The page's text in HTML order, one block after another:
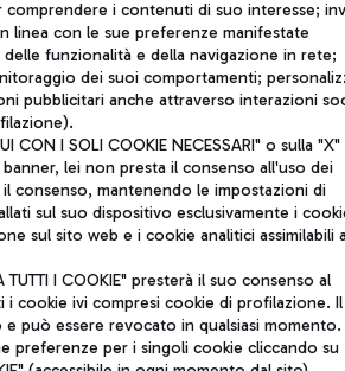
comprendere i contenuti di suo interesse;
linea con le sue preferenze manifestate
funzionalità e della navigazione in rete;
dei suoi comportamenti;
pubblicitari anche attraverso interazioni
CON I SOLI COOKIE NECESSARI" o sulla "X"
lei non presta il consenso all'uso dei
consenso, mantenendo le impostazioni di
sul suo dispositivo esclusivamente i
sul sito web e i cookie analitici assimilabili
TUTTI I COOKIE" presterà il suo consenso al
cookie ivi compresi cookie di profilazione. Il
può essere revocato in qualsiasi momento.
preferenze per i singoli cookie cliccando su